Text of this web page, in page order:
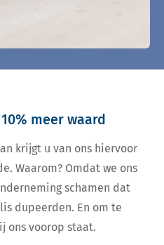
meer waard
krijgt u van ons hiervoor
Waarom? Omdat we ons
schamen dat
dupeerden. En om te
ons voorop staat.